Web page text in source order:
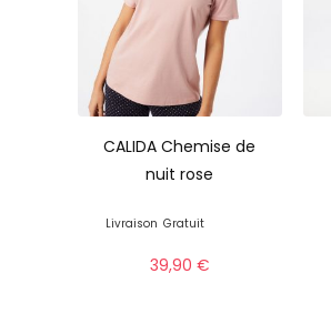
CALIDA Chemise de
nuit rose
Livraison Gratuit
39,90 €